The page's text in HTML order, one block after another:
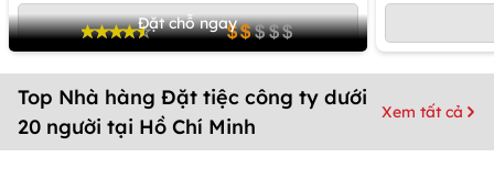
Đặt chỗ ngay
Top Nhà hàng Đặt tiệc công ty dưới
20 người tại Hồ Chí Minh
Xem tất cả